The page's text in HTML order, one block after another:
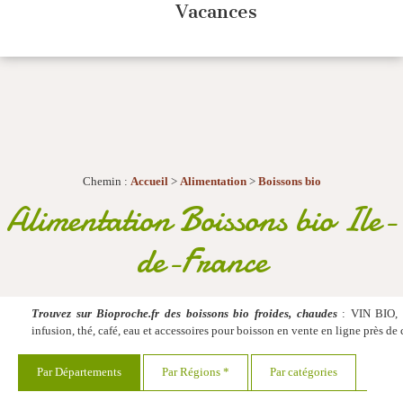
Vacances
Chemin : Accueil> Alimentation > Boissons bio
Alimentation Boissons bio Ile-
de-France
Trouvez sur Bioproche.fr des boissons bio froides, chaudes : VIN BIO,
infusion, thé, café, eau et accessoires pour boisson en vente en ligne près de
Par Départements Par Régions * Par catégories